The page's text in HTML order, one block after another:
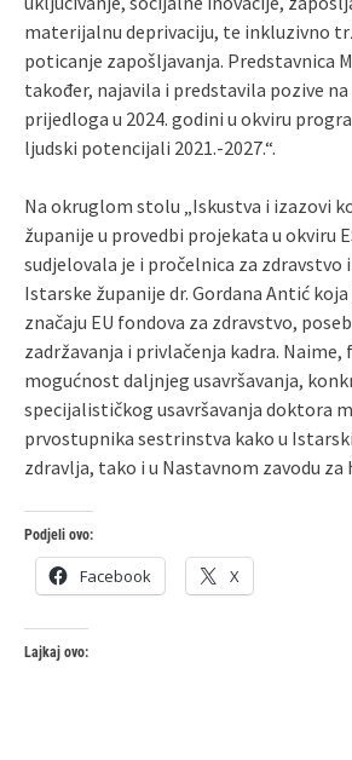
materijalnu deprivaciju, te inkluzivno
poticanje zapošljavanja. Predstavnica
također, najavila i predstavila pozive
prijedloga u 2024. godini u okviru
ljudski potencijali 2021.-2027.“.
Na okruglom stolu „Iskustva i izazovi
županije u provedbi projekata u okviru
sudjelovala je i pročelnica za zdravstvo
Istarske županije dr. Gordana Antić
značaju EU fondova za zdravstvo,
zadržavanja i privlačenja kadra. Naime,
mogućnost daljnjeg usavršavanja,
specijalističkog usavršavanja doktora
prvostupnika sestrinstva kako u
zdravlja, tako i u Nastavnom zavodu za
Podjeli ovo:
Facebook X
Lajkaj ovo: